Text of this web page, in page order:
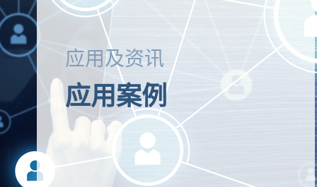
应用及资讯
应用案例